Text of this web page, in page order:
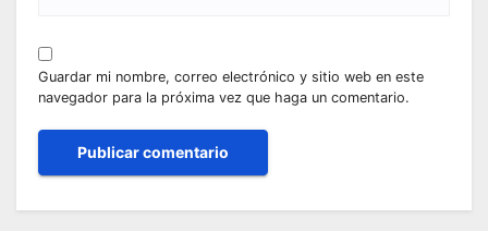
Guardar mi nombre, correo electrónico y sitio web en este
navegador para la próxima vez que haga un comentario.